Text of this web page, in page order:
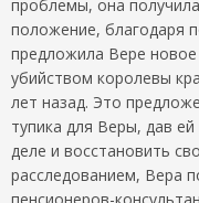
проблемы, она
положение, благодаря
предложила Вере
убийством королевы
лет назад. Это
тупика для Веры, дав
деле и восстановить
расследованием, Вера
пенсионеров-